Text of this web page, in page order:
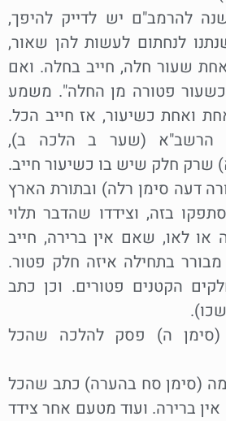
להרמב"ם יש לדייק להיפך,
לנחתום לעשות להן שאור,
שעור חלה, חייב בחלה. ואם
פטורה מן החלה". משמע
ואחת כשיעור, אז חייב הכל.
הרשב"א (שער ב הלכה ב),
שרק חלק שיש בו כשיעור חייב.
דעה סימן רלה) ובתורת הארץ
בזה, וצידדו שהדבר תלוי
או לאו, שאם אין ברירה, חייב
בתחילה איזה חלק פטור.
הקטנים פטורים. וכן כתב
ה) פסק להלכה שהכל
(סימן סח בהערה) כתב שהכל
ברירה. ועוד מטעם אחר צידד